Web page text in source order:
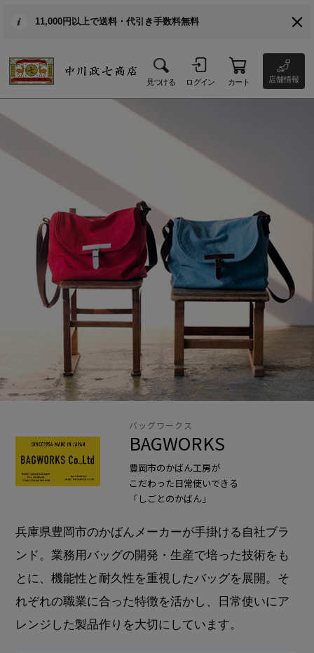
11,000円以上で送料・代引き手数料無料
見つける ログイン カート 店舗情報
バッグワークス
BAGWORKS
豊岡市のかばん工房が
こだわった日常使いできる
「しごとのかばん」
兵庫県豊岡市のかばんメーカーが手掛ける自社ブラ
ンド。業務用バッグの開発・生産で培った技術をも
とに、機能性と耐久性を重視したバッグを展開。そ
れぞれの職業に合った特徴を活かし、日常使いにア
レンジした製品作りを大切にしています。